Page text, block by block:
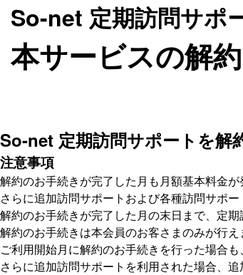
So-net 定期訪問サポ
本サービスの解約
So-net 定期訪問サポートを解
注意事項
解約のお手続きが完了した月も月額基本料金が
さらに追加訪問サポートおよび各種訪問サポ
解約のお手続きが完了した月の末日まで、定
解約のお手続きは本会員のお客さまのみが行え
ご利用開始月に解約のお手続きを行った場合も
さらに追加訪問サポートを利用された場合、